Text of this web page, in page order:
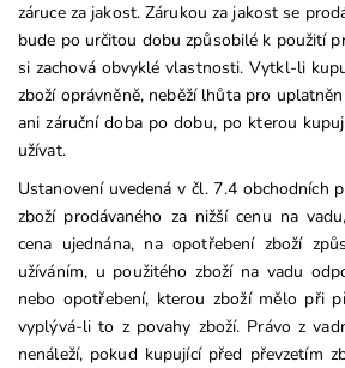
záruce za jakost. Zárukou za jakost se
bude po určitou dobu způsobilé k použití
si zachová obvyklé vlastnosti. Vytkl-li
zboží oprávněně, neběží lhůta pro
ani záruční doba po dobu, po kterou
užívat.
Ustanovení uvedená v čl. 7.4 obchodních
zboží prodávaného za nižší cenu na
cena ujednána, na opotřebení zboží
užíváním, u použitého zboží na vadu
nebo opotřebení, kterou zboží mělo při
vyplývá-li to z povahy zboží. Právo z
nenáleží, pokud kupující před převzetím